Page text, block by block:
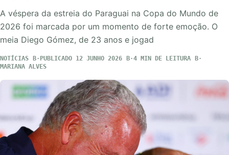
A véspera da estreia do Paraguai na Copa do Mundo de
2026 foi marcada por um momento de forte emoção. O
meia Diego Gómez, de 23 anos e jogad
NOTÍCIAS PUBLICADO 12 JUNHO 2026
4 MIN DE LEITURA
MARIANA ALVES